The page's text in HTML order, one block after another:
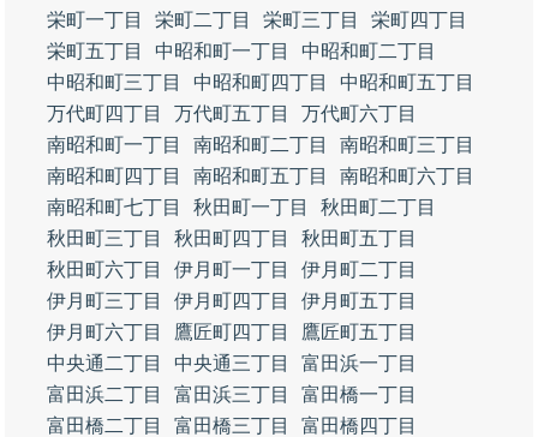
栄町一丁目
栄町二丁目 栄町三丁目
栄町四丁目
栄町五丁目
中昭和町一丁目
中昭和町二丁目
中昭和町三丁目
中昭和町四丁目
中昭和町五丁目
万代町四丁目
万代町五丁目
万代町六丁目
南昭和町一丁目
南昭和町二丁目
南昭和町三丁目
南昭和町四丁目
南昭和町五丁目
南昭和町六丁目
南昭和町七丁目
秋田町一丁目
秋田町二丁目
秋田町三丁目
秋田町四丁目
秋田町五丁目
秋田町六丁目
伊月町一丁目
伊月町二丁目
伊月町三丁目
伊月町四丁目
伊月町五丁目
伊月町六丁目
鷹匠町四丁目
鷹匠町五丁目
中央通二丁目
中央通三丁目
富田浜一丁目
富田浜二丁目
富田浜三丁目
富田橋一丁目
富田橋二丁目
富田橋三丁目
富田橋四丁目